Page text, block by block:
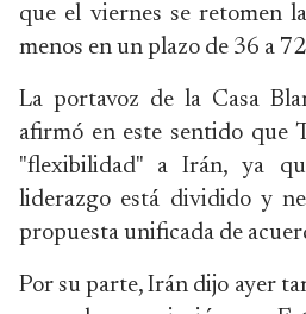
que el viernes se retomen
menos en un plazo de 36 a
La portavoz de la Casa
afirmó en este sentido que
"flexibilidad" a Irán, ya
liderazgo está dividido y
propuesta unificada de
Por su parte, Irán dijo ayer